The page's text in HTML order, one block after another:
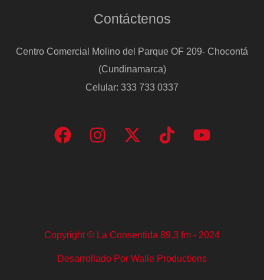
Contáctenos
Centro Comercial Molino del Parque OF 209- Chocontá
(Cundinamarca)
Celular: 333 733 0337
Copyright © La Consentida 89.3 fm - 2024
Desarrollado Por Walle Productions